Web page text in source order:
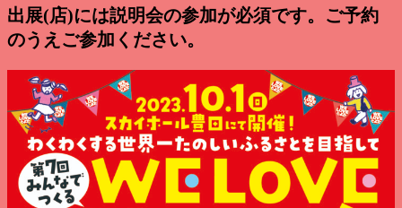
出展(店)には説明会の参加が必須です。ご予約
のうえご参加ください。